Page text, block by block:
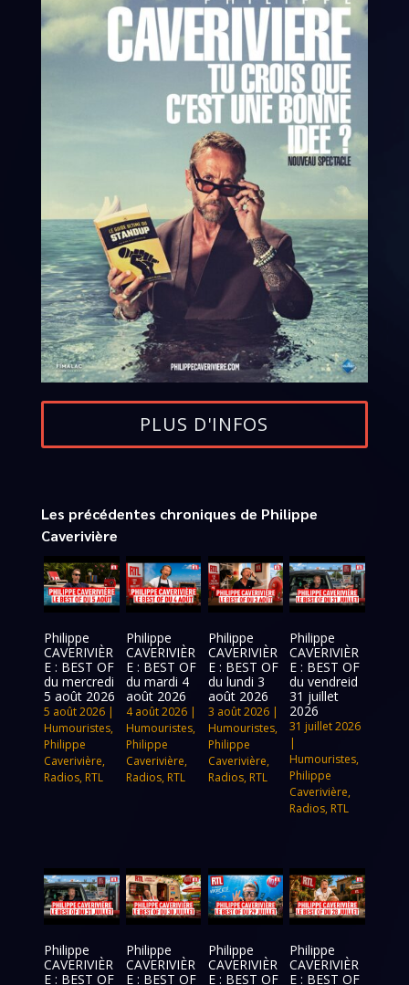
PLUS D'INFOS
Les précédentes chroniques de Philippe
Caverivière
Philippe
CAVERIVIÈR
E : BEST OF
du mercredi
5 août 2026
5 août 2026 |
Humouristes,
Philippe
Caverivière,
Radios, RTL
Philippe
CAVERIVIÈR
E : BEST OF
du mardi 4
août 2026
4 août 2026|
Humouristes,
Philippe
Caverivière,
Radios, RTL
Philippe
CAVERIVIÈR
E : BEST OF
du lundi 3
août 2026
3 août 2026|
Humouristes,
Philippe
Caverivière,
Radios, RTL
Philippe
CAVERIVIÈR
E : BEST OF
du vendreid
31 juillet
2026
31 juillet 2026
|
Humouristes,
Philippe
Caverivière,
Radios, RTL
Philippe
CAVERIVIÈR
E : BEST OF
Philippe
CAVERIVIÈR
E : BEST OF
Philippe
CAVERIVIÈR
E : BEST OF
Philippe
CAVERIVIÈR
E : BEST OF